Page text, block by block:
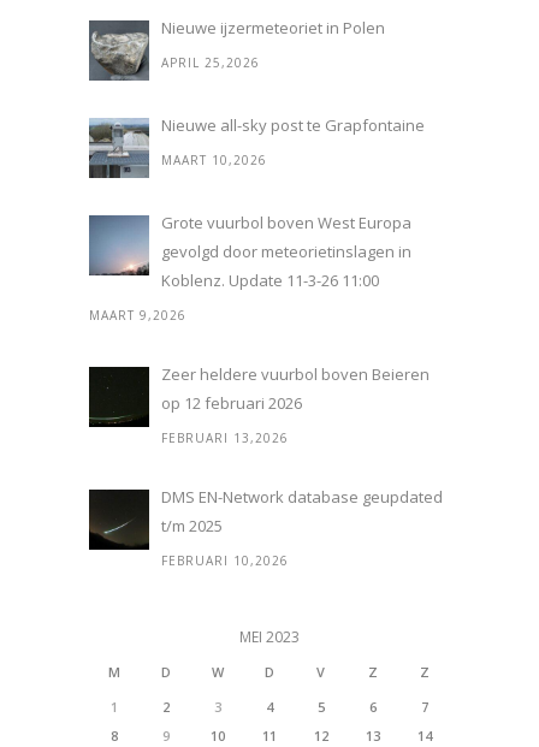
Nieuwe ijzermeteoriet in Polen
APRIL 25,2026
Nieuwe all-sky post te Grapfontaine
MAART 10,2026
Grote vuurbol boven West Europa
gevolgd door meteorietinslagen in
Koblenz. Update 11-3-26 11:00
MAART 9,2026
Zeer heldere vuurbol boven Beieren
op 12 februari 2026
FEBRUARI 13,2026
DMS EN-Network database geupdated
t/m 2025
FEBRUARI 10,2026
MEI 2023
M D W D V Z
Z
1
2 3 4 5 6
7
8
9 10 11 12 13 14